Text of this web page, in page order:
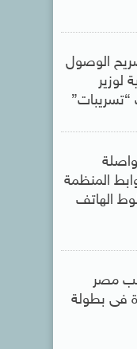
الوصول
لوزير
المنظمة
الهاتف
مصر
فى بطولة